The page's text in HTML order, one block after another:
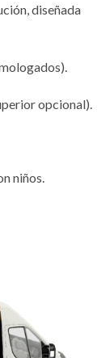
diseñada
opcional).
niños.